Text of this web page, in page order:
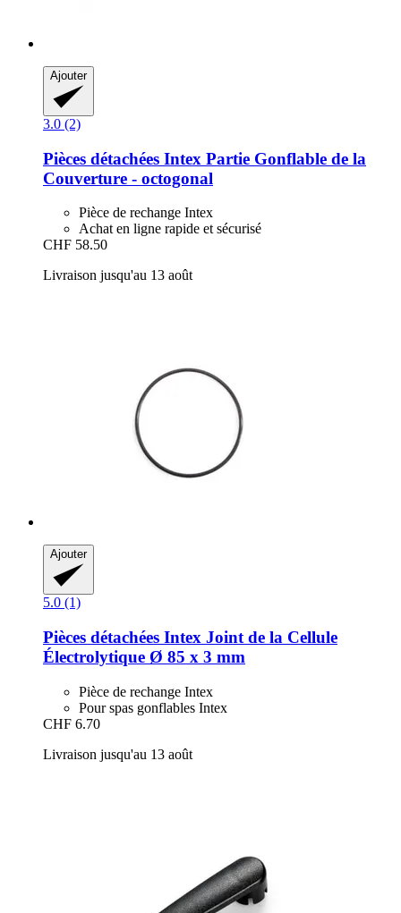
Ajouter
3.0 (2)
Pièces détachées Intex Partie Gonflable de la
Couverture -​ octogonal
Pièce de rechange Intex
Achat en ligne rapide et sécurisé
CHF 58.50
Livraison jusqu'au 13 août
Ajouter
5.0 (1)
Pièces détachées Intex Joint de la Cellule
Électrolytique Ø 85 x 3 mm
Pièce de rechange Intex
Pour spas gonflables Intex
CHF 6.70
Livraison jusqu'au 13 août